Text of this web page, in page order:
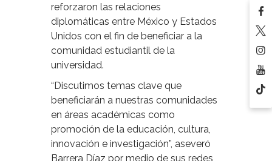
reforzaron las relaciones
diplomáticas entre México y Estados
Unidos con el fin de beneficiar a la
comunidad estudiantil de la
universidad.
“Discutimos temas clave que
beneficiarán a nuestras comunidades
en áreas académicas como
promoción de la educación, cultura,
innovación e investigación”, aseveró
Barrera Díaz por medio de sus redes